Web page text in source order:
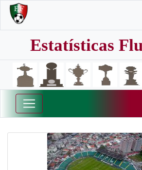
Estatísticas